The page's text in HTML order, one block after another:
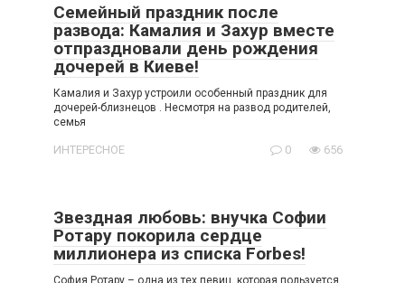
Семейный праздник после
развода: Камалия и Захур вместе
отпраздновали день рождения
дочерей в Киеве!
Камалия и Захур устроили особенный праздник для
дочерей-близнецов . Несмотря на развод родителей,
семья
ИНТЕРЕСНОЕ 0 656
Звездная любовь: внучка Софии
Ротару покорила сердце
миллионера из списка Forbes!
София Ротару – одна из тех певиц, которая пользуется